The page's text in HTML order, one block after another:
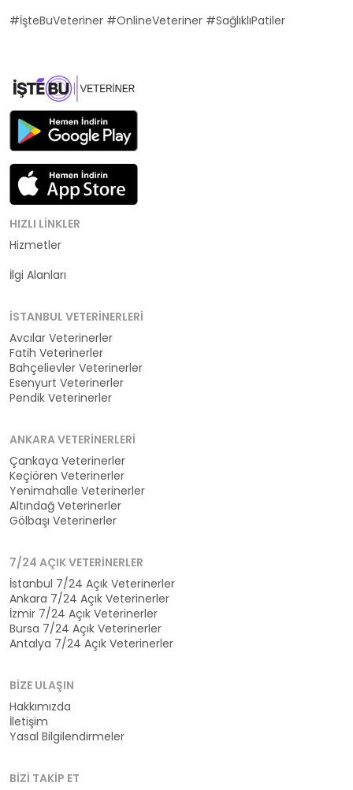
#İşteBuVeteriner #OnlineVeteriner #SağlıklıPatiler
HIZLI LINKLER
Hizmetler
İlgi Alanları
İSTANBUL VETERINERLERI
Avcılar Veterinerler
Fatih Veterinerler
Bahçelievler Veterinerler
Esenyurt Veterinerler
Pendik Veterinerler
ANKARA VETERINERLERI
Çankaya Veterinerler
Keçiören Veterinerler
Yenimahalle Veterinerler
Altındağ Veterinerler
Gölbaşı Veterinerler
7/24 AÇIK VETERINERLER
İstanbul 7/24 Açık Veterinerler
Ankara 7/24 Açık Veterinerler
İzmir 7/24 Açık Veterinerler
Bursa 7/24 Açık Veterinerler
Antalya 7/24 Açık Veterinerler
BIZE ULAŞIN
Hakkımızda
İletişim
Yasal Bilgilendirmeler
BIZI TAKIP ET